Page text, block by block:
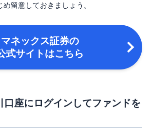
留意しておきましょう。
マネックス証券の
式サイトはこちら
口座にログインしてファンドを